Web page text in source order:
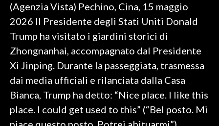
BASKET
VOLLEY
MOTORI
TENNIS
ALTRI SPORT
SPETTACOLI
(Agenzia Vista) Pechino, Cina, 15 maggio
2026 Il Presidente degli Stati Uniti Donald
Trump ha visitato i giardini storici di
Zhongnanhai, accompagnato dal Presidente
Xi Jinping. Durante la passeggiata, trasmessa
dai media ufficiali e rilanciata dalla Casa
Bianca, Trump ha detto: “Nice place. I like this
place. I could get used to this” (“Bel posto. Mi